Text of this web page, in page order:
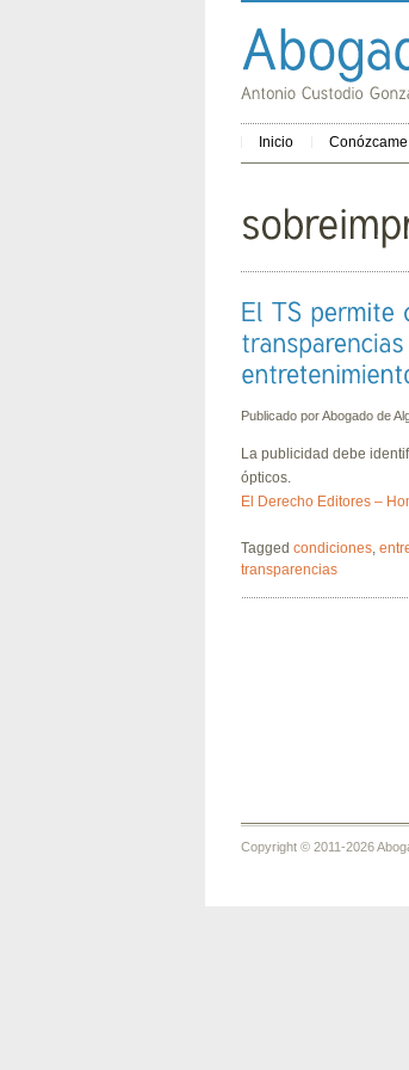
Inicio Conózcame
Publicado porAbogado de
La publicidad debe
ópticos.
El Derecho Editores –
Tagged condiciones,
transparencias
Copyright © 2011-2026